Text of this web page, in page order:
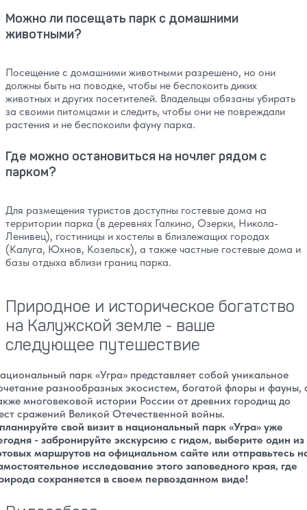
Можно ли посещать парк с домашними
животными?
Посещение с домашними животными разрешено, но они
должны быть на поводке, чтобы не беспокоить диких
животных и других посетителей. Владельцы обязаны убирать
за своими питомцами и следить, чтобы они не повреждали
растения и не беспокоили фауну парка.
Где можно остановиться на ночлег рядом с
парком?
Для размещения туристов доступны гостевые дома на
территории парка (в деревнях Галкино, Озерки, Никола-
Ленивец), гостиницы и хостелы в близлежащих городах
(Калуга, Юхнов, Козельск), а также частные гостевые дома и
базы отдыха вблизи границ парка.
Природное и историческое богатство
на Калужской земле - ваше
следующее путешествие
парк «Угра» представляет собой уникальное
разнообразных экосистем, богатой флоры и фауны,
многовековой истории России от древних городищ до
сражений Великой Отечественной войны.
свой визит в национальный парк «Угра» уже
- забронируйте экскурсию с гидом, выберите один из
маршрутов на официальном сайте или отправьтесь
исследование этого заповедного края, где
сохраняется в своем первозданном виде!